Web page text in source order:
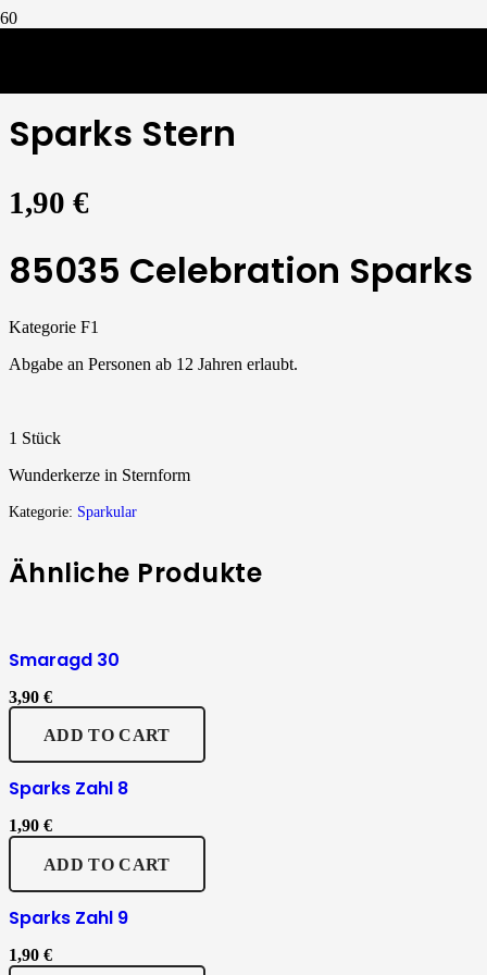
Sparks Stern
1,90 €
85035 Celebration Sparks
Kategorie F1
Abgabe an Personen ab 12 Jahren erlaubt.
1 Stück
Wunderkerze in Sternform
Kategorie: Sparkular
Ähnliche Produkte
Smaragd 30
3,90 €
ADD TO CART
Sparks Zahl 8
1,90 €
ADD TO CART
Sparks Zahl 9
1,90 €